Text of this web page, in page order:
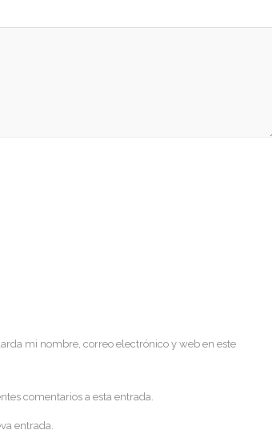
mi nombre, correo electrónico y web en este
comentarios a esta entrada.
entrada.